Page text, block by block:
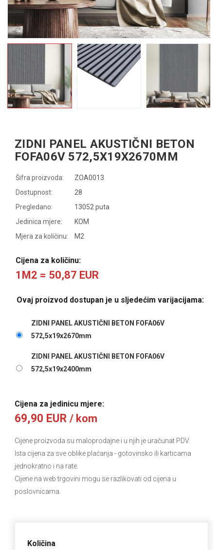
ZIDNI PANEL AKUSTIČNI BETON
FOFA06V 572,5X19X2670MM
Šifra proizvoda:
ZOA0013
Dostupnost:
28
Pregledano:
13052 puta
Jedinica mjere:
KOM
Mjera za količinu:
M2
Cijena za količinu:
1M2 = 50,87 EUR
Ovaj proizvod dostupan je u sljedećim varijacijama:
ZIDNI PANEL AKUSTIČNI BETON FOFA06V
572,5x19x2670mm
ZIDNI PANEL AKUSTIČNI BETON FOFA06V
572,5x19x2400mm
Cijena za jedinicu mjere:
69,90 EUR / kom
Cijene proizvoda su maloprodajne i u njih je uračunat PDV.
Ista cijena za sve oblike plaćanja - gotovinsko ili karticama
jednokratno i na rate.
Cijene na web trgovini mogu se razlikovati od cijena u
poslovnicama.
Količina